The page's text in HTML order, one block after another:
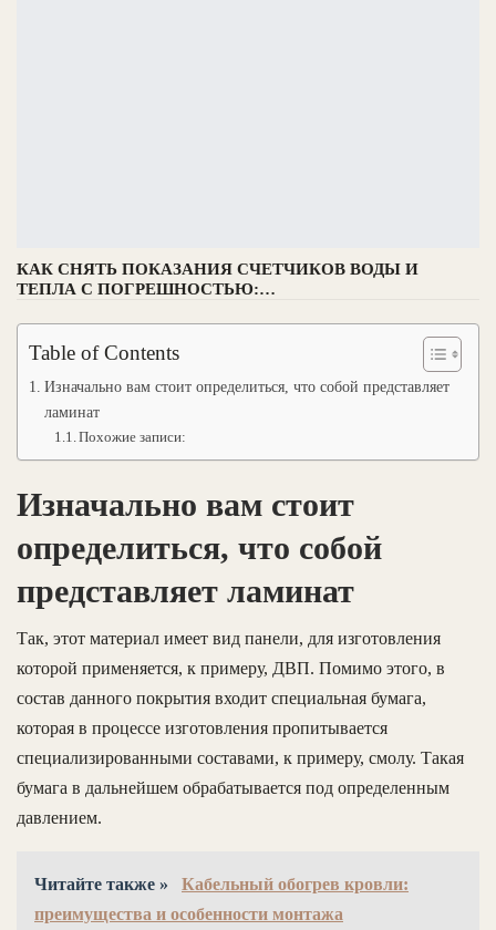
КАК СНЯТЬ ПОКАЗАНИЯ СЧЕТЧИКОВ ВОДЫ И
ТЕПЛА С ПОГРЕШНОСТЬЮ:…
Table of Contents
Изначально вам стоит определиться, что собой представляет
ламинат
Похожие записи:
Изначально вам стоит
определиться, что собой
представляет ламинат
Так, этот материал имеет вид панели, для изготовления
которой применяется, к примеру, ДВП. Помимо этого, в
состав данного покрытия входит специальная бумага,
которая в процессе изготовления пропитывается
специализированными составами, к примеру, смолу. Такая
бумага в дальнейшем обрабатывается под определенным
давлением.
Читайте также »
Кабельный обогрев кровли:
преимущества и особенности монтажа